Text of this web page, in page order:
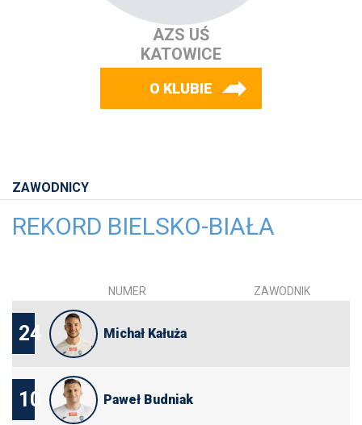
AZS UŚ
KATOWICE
O KLUBIE
ZAWODNICY
REKORD BIELSKO-BIAŁA
NUMER ZAWODNIK
24 Michał Kałuża
10 Paweł Budniak